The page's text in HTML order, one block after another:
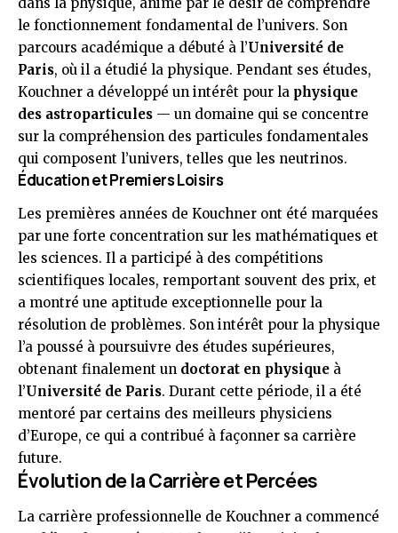
le fonctionnement fondamental de l’univers. Son
parcours académique a débuté à l’Université de
Paris, où il a étudié la physique. Pendant ses études,
Kouchner a développé un intérêt pour la physique
des astroparticules — un domaine qui se concentre
sur la compréhension des particules fondamentales
qui composent l’univers, telles que les neutrinos.
Éducation et Premiers Loisirs
Les premières années de Kouchner ont été marquées
par une forte concentration sur les mathématiques et
les sciences. Il a participé à des compétitions
scientifiques locales, remportant souvent des prix, et
a montré une aptitude exceptionnelle pour la
résolution de problèmes. Son intérêt pour la physique
l’a poussé à poursuivre des études supérieures,
obtenant finalement un doctorat en physique à
l’Université de Paris. Durant cette période, il a été
mentoré par certains des meilleurs physiciens
d’Europe, ce qui a contribué à façonner sa carrière
future.
Évolution de la Carrière et Percées
La carrière professionnelle de Kouchner a commencé